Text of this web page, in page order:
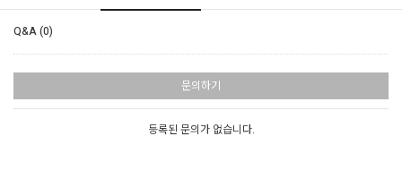
Q&A (0)
문의하기
등록된 문의가 없습니다.